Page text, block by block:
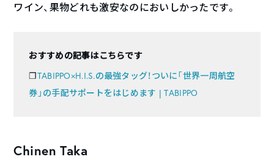
ワイン、果物どれも激安なのにおいしかったです。
おすすめの記事はこちらです
❐TABIPPO×H.I.S.の最強タッグ！ついに「世界一周航空
券」の手配サポートをはじめます | TABIPPO
Chinen Taka